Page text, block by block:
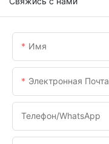
Имя
Электронная Почта
Телефон/WhatsApp